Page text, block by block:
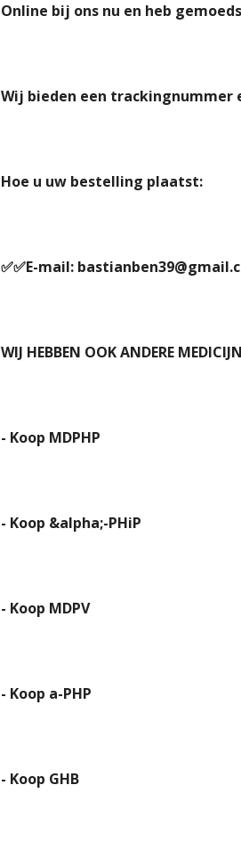
Online bij ons nu en heb
Wij bieden een trackingnummer
Hoe u uw bestelling plaatst:
✅✅E-mail:
WIJ HEBBEN OOK ANDERE
- Koop MDPHP
- Koop &alpha;-PHiP
- Koop MDPV
- Koop a-PHP
- Koop GHB